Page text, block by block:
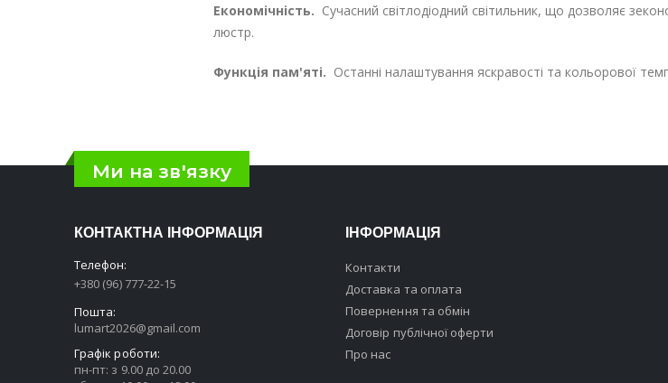
Економічність. Сучасний світлодіодний світильник, що дозволяє
люстр.
Функція пам'яті. Останні налаштування яскравості та кольорової
Ми на зв'язку
КОНТАКТНА ІНФОРМАЦІЯ
Телефон:
+380 (96) 777-22-15
Пошта:
lumart2026@gmail.com
Графік роботи:
пн-пт: з 9.00 до 20.00
ІНФОРМАЦІЯ
Контакти
Доставка та оплата
Повернення та обмін
Договір публічної оферти
Про нас